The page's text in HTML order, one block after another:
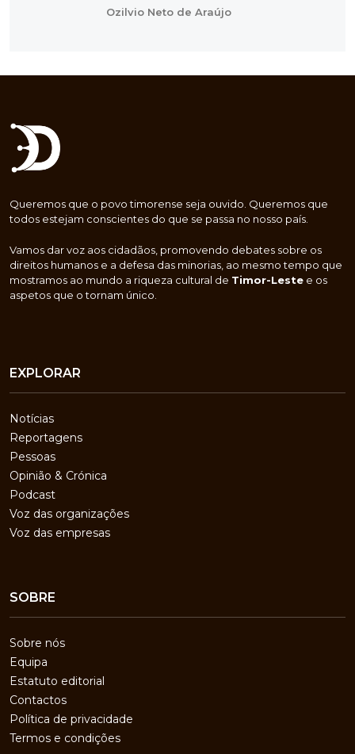
Ozilvio Neto de Araújo
Queremos que o povo timorense seja ouvido. Queremos que
todos estejam conscientes do que se passa no nosso país.
Vamos dar voz aos cidadãos, promovendo debates sobre os
direitos humanos e a defesa das minorias, ao mesmo tempo que
mostramos ao mundo a riqueza cultural de Timor-Leste e os
aspetos que o tornam único.
EXPLORAR
Notícias
Reportagens
Pessoas
Opinião & Crónica
Podcast
Voz das organizações
Voz das empresas
SOBRE
Sobre nós
Equipa
Estatuto editorial
Contactos
Política de privacidade
Termos e condições